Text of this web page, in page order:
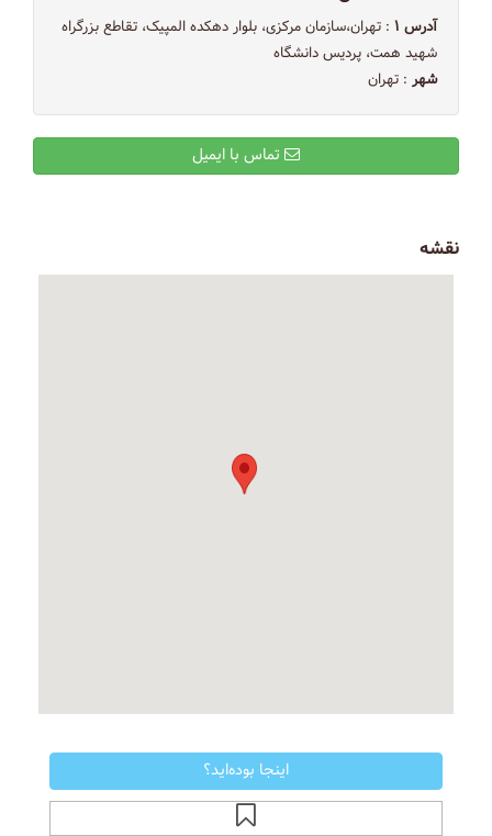
آدرس ۱
: تهران،سازمان مرکزی، بلوار دهکده المپیک، تقاطع بزرگراه
شهید همت، پردیس دانشگاه
شهر : تهران
نقشه
اینجا بوده‌اید؟